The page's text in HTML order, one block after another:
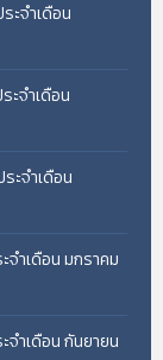
ะจำเดือน
ะจำเดือน
ะจำเดือน
จำเดือน มกราคม
จำเดือน กันยายน